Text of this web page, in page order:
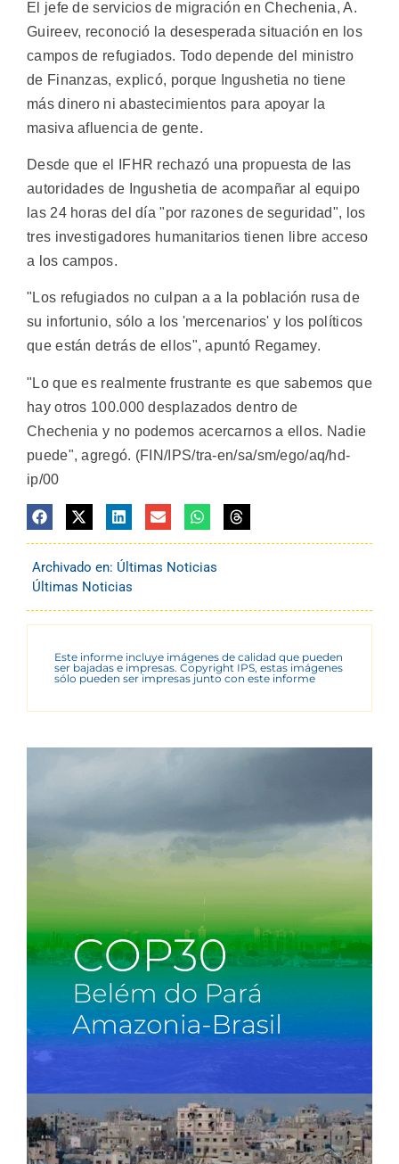
El jefe de servicios de migración en Chechenia, A.
Guireev, reconoció la desesperada situación en los
campos de refugiados. Todo depende del ministro
de Finanzas, explicó, porque Ingushetia no tiene
más dinero ni abastecimientos para apoyar la
masiva afluencia de gente.
Desde que el IFHR rechazó una propuesta de las
autoridades de Ingushetia de acompañar al equipo
las 24 horas del día "por razones de seguridad", los
tres investigadores humanitarios tienen libre acceso
a los campos.
"Los refugiados no culpan a a la población rusa de
su infortunio, sólo a los 'mercenarios' y los políticos
que están detrás de ellos", apuntó Regamey.
"Lo que es realmente frustrante es que sabemos que
hay otros 100.000 desplazados dentro de
Chechenia y no podemos acercarnos a ellos. Nadie
puede", agregó. (FIN/IPS/tra-en/sa/sm/ego/aq/hd-
ip/00
Archivado en: Últimas Noticias
Últimas Noticias
Este informe incluye imágenes de calidad que pueden
ser bajadas e impresas. Copyright IPS, estas imágenes
sólo pueden ser impresas junto con este informe